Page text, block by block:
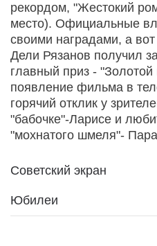
рекордом, "Жестокий
место). Официальные
своими наградами, а
Дели Рязанов получил
главный приз -
появление фильма в
горячий отклик у
"бабочке"-Ларисе и
"мохнатого шмеля"-
Советский экран
Юбилеи